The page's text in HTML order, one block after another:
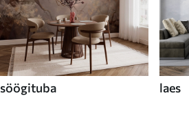
söögituba laes